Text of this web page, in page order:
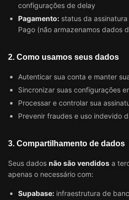
configurações de delay
Pagamento: status da
Pago (não armazenamos dados
2. Como usamos seus dados
Autenticar sua conta e manter
Sincronizar suas configurações
Processar e controlar sua
Prevenir fraudes e uso indevido
3. Compartilhamento de dados
Seus dados não são vendidos a
apenas o necessário com:
Supabase: infraestrutura de